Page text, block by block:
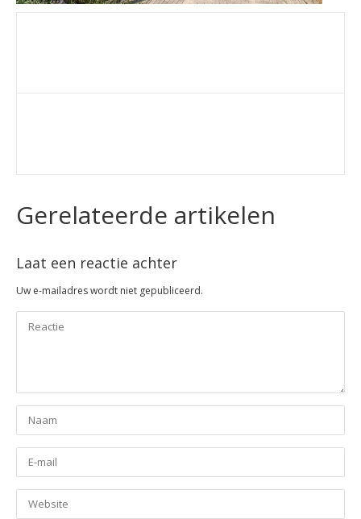
Gerelateerde artikelen
Laat een reactie achter
Uw e-mailadres wordt niet gepubliceerd.